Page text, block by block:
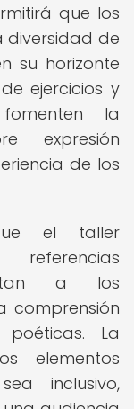
que los
diversidad de
su horizonte
ejercicios y
la
expresión
de los
el taller
a los
comprensión
La
elementos
inclusivo,